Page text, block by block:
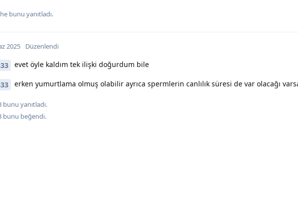
bunu yanıtladı.
2025 Düzenlendi
evet öyle kaldım tek ilişki doğurdum bile
erken yumurtlama olmuş olabilir ayrıca spermlerin canlılık süresi de var olacağı
bunu yanıtladı.
bunu beğendi.